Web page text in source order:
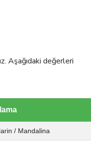
Aşağıdaki değerleri
/ Mandalina